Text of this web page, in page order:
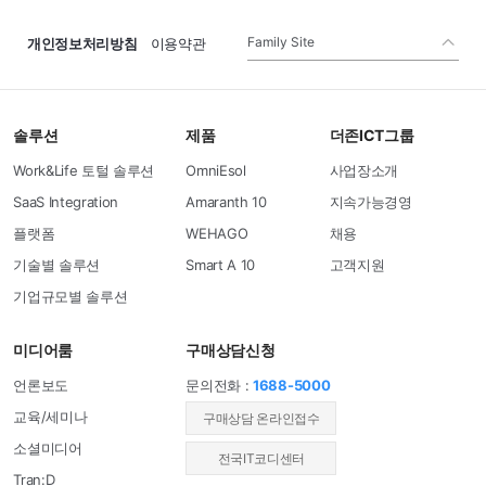
개인정보처리방침 이용약관 Family Site
솔루션
Work&Life 토털 솔루션
SaaS Integration
플랫폼
기술별 솔루션
기업규모별 솔루션
제품
OmniEsol
Amaranth 10
WEHAGO
Smart A 10
더존ICT그룹
사업장소개
지속가능경영
채용
고객지원
미디어룸
언론보도
교육/세미나
소셜미디어
Tran:D
구매상담신청
문의전화 :1688-5000
​구매상담 온라인접수
전국IT코디센터